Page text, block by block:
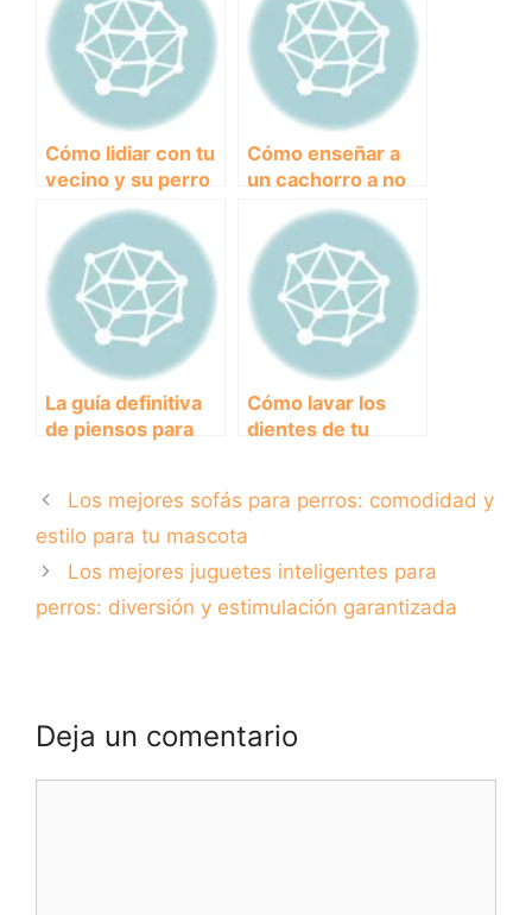
pequeña mascota.
Cómo lidiar con tu
vecino y su perro
ladrador: Consejos
para una
convivencia
pacífica.
Cómo enseñar a
un cachorro a no
morder: consejos
efectivos.
La guía definitiva
de piensos para
mejor opción para
tu mascota.
Cómo lavar los
dientes de tu
Los mejores sofás para perros: comodidad y
estilo para tu mascota
Los mejores juguetes inteligentes para
perros: diversión y estimulación garantizada
Deja un comentario